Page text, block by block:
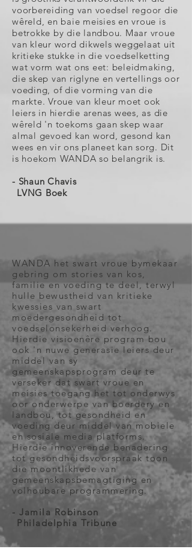
voorbereiding van voedsel regoor die
wêreld, en baie meisies en vroue is
betrokke by die landbou. Maar vroue
van kleur word dikwels weggelaat uit
kritieke stukke in die voedselketting
wat vorm wat ons eet: beleidmaking,
die skep van riglyne en vertellings oor
voeding, of die vorming van die
markte. Vroue van kleur moet ook
leiers in hierdie arenas wees, as die
wêreld 'n toekoms gaan skep waar
almal gevoed kan word, gesond kan
wees en vir ons planeet kan sorg. Dit
is hoekom WANDA so belangrik is.
- Shaun Chavis
LVNG Boek
WANDA het swart vroue bymekaar
gebring om stories van kos,
familie en voeding te deel, terwyl
hulle bewustheid van kritieke
kwessies van swart
moedergesondheid tot
voedselonsekerheid verhoog.
Hierdie visioenêre program bou
ook 'n nuwe generasie leiers deur
middel van sy
gemeenskapsprogram deur te
verseker dat swart vroue en
meisies toegang het tot onderwys
oor onderwerpe van boerdery en
landbou, tot gesondheid en
voeding deur middel van mobiele
en sosiale media platforms.
Hierdie innoverende benadering
tot gesondheidsvoorspraak toon
die moontlikhede van
gemeenskapsbemagtiging en
volhoubare programmering.
- Jamila Robinson
Philadelphia Tribune